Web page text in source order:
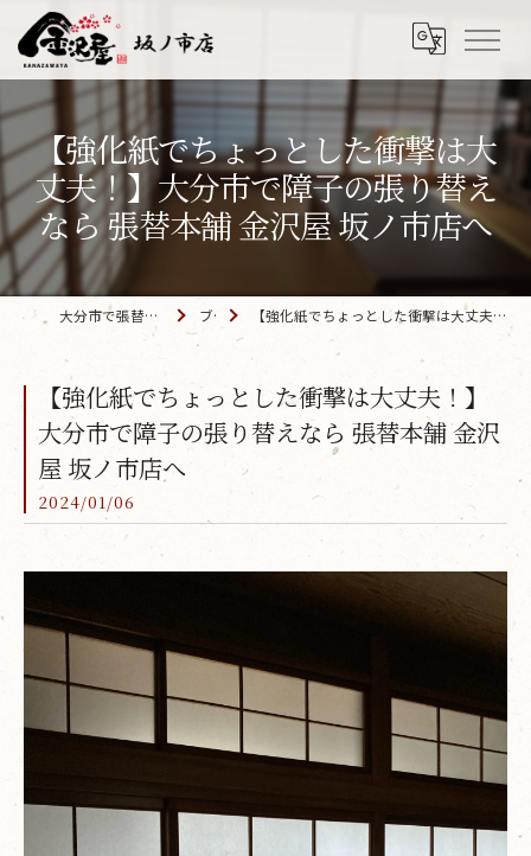
【強化紙でちょっとした衝撃は大
丈夫！】大分市で障子の張り替え
なら 張替本舗 金沢屋 坂ノ市店へ
大分市で張替えなら「金沢屋 坂ノ市店」 ブログ 【強化紙でちょっとした衝撃は大丈夫！】大分市で障子の張り替えなら 張替本舗 金沢屋 坂ノ市店へ
【強化紙でちょっとした衝撃は大丈夫！】
大分市で障子の張り替えなら 張替本舗 金沢
屋 坂ノ市店へ
2024/01/06